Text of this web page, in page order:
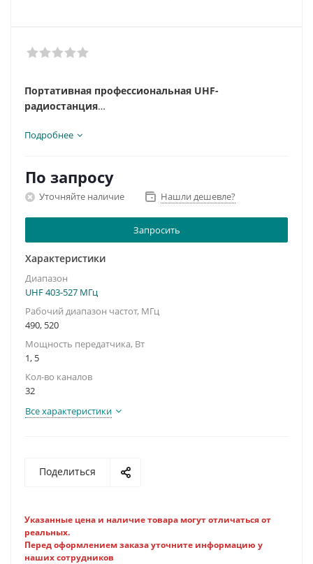
Портативная профессиональная UHF-
радиостанция
Диапазон частот на передачу, МГц: 490-520
Кол-во каналов: 32
Подробнее
По запросу
Уточняйте наличие Нашли дешевле?
Запросить
Характеристики
Диапазон
UHF 403-527 МГц
Рабочий диапазон частот, МГц
490, 520
Мощность передатчика, Вт
1, 5
Кол-во каналов
32
Все характеристики
Поделиться
Указанные цена и наличие товара могут отличаться от
реальных.
Перед оформлением заказа уточните информацию у
наших сотрудников